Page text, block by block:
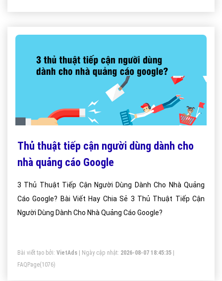
Thủ thuật tiếp cận người dùng dành cho
nhà quảng cáo Google
3 Thủ Thuật Tiếp Cận Người Dùng Dành Cho Nhà Quảng
Cáo Google? Bài Viết Hay Chia Sẻ 3 Thủ Thuật Tiếp Cận
Người Dùng Dành Cho Nhà Quảng Cáo Google?
Bài viết tạo bởi: VietAds | Ngày cập nhật: 2026-08-07 18:45:35
FAQPage(1076)